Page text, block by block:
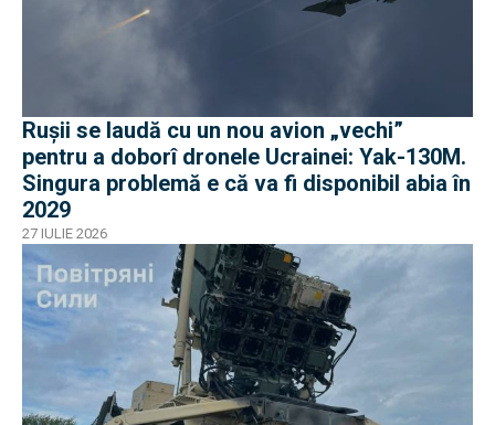
Rușii se laudă cu un nou avion „vechi”
pentru a doborî dronele Ucrainei: Yak-130M.
Singura problemă e că va fi disponibil abia în
2029
27 IULIE 2026